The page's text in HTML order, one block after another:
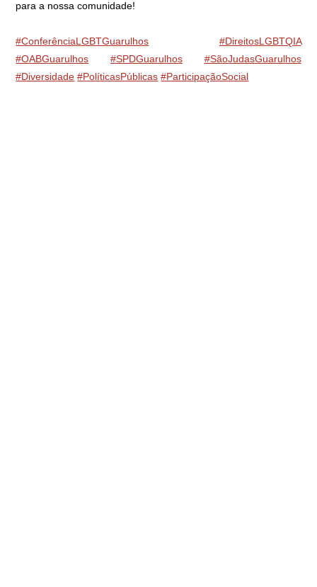
para a nossa comunidade!
#ConferênciaLGBTGuarulhos
#DireitosLGBTQIA
#OABGuarulhos
#SPDGuarulhos
#SãoJudasGuarulhos
#Diversidade #PolíticasPúblicas #ParticipaçãoSocial